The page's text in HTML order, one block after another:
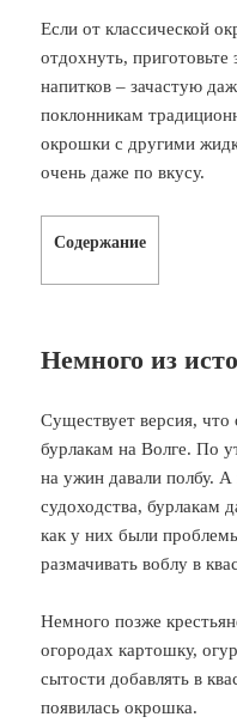
Если от классической
отдохнуть,
напитков – зачастую
поклонникам
окрошки с другими
очень даже по вкусу.
Содержание
Немного из
Существует версия, что
бурлакам на Волге. По
на ужин давали полбу.
судоходства, бурлакам
как у них были
размачивать воблу в
Немного позже
огородах картошку,
сытости добавлять в
появилась окрошка.